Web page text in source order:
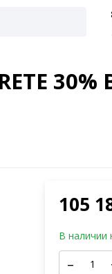
30%
105
В наличии
–